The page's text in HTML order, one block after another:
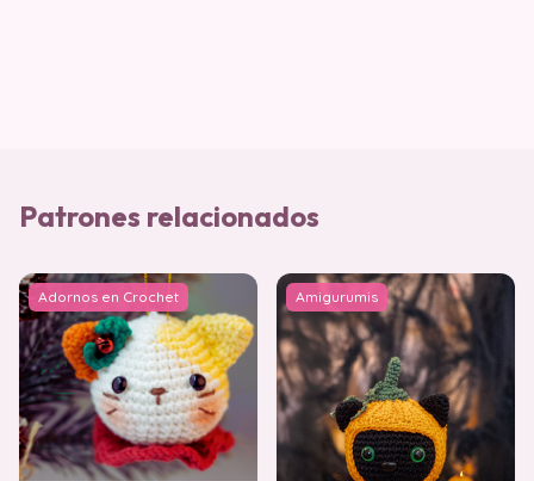
Patrones relacionados
Adornos en Crochet Amigurumis